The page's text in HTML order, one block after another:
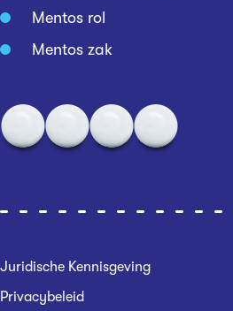
Mentos rol
Mentos zak
Juridische Kennisgeving
Privacybeleid